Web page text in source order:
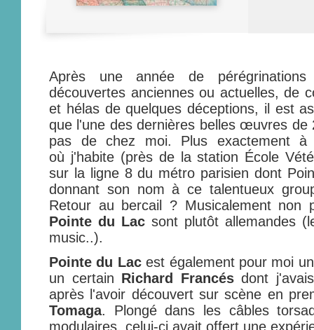
Après une année de
découvertes anciennes ou actuelles, de
et hélas de quelques déceptions, il est
que l'une des dernières belles œuvres de
pas de chez moi. Plus exactement à
où j'habite (près de la station École
sur la ligne 8 du métro parisien dont
donnant son nom à ce talentueux
Retour au bercail ? Musicalement non
Pointe du Lac sont plutôt allemandes
music..).
Pointe du Lacest également pour moi
un certain Richard Francésdont
après l'avoir découvert sur scène en
Tomaga. Plongé dans les câbles
modulaires, celui-ci avait offert une